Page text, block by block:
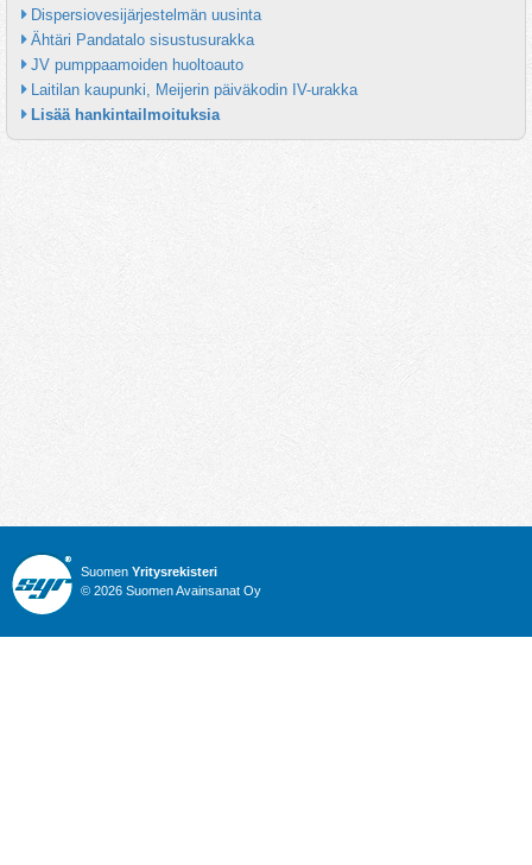
Dispersiovesijärjestelmän uusinta
Ähtäri Pandatalo sisustusurakka
JV pumppaamoiden huoltoauto
Laitilan kaupunki, Meijerin päiväkodin IV-urakka
Lisää hankintailmoituksia
Suomen Yritysrekisteri
© 2026 Suomen Avainsanat Oy